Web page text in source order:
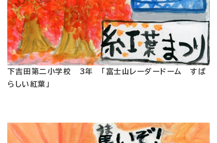
下吉田第二小学校 3年 「富士山レーダードーム すば
らしい紅葉」